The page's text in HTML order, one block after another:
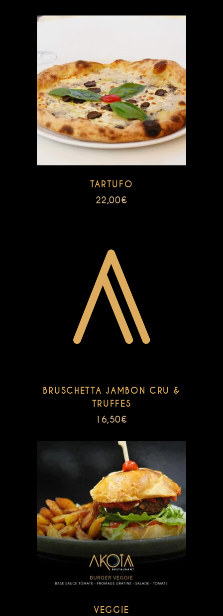
TARTUFO
22,00€
BRUSCHETTA JAMBON CRU &
TRUFFES
16,50€
VEGGIE